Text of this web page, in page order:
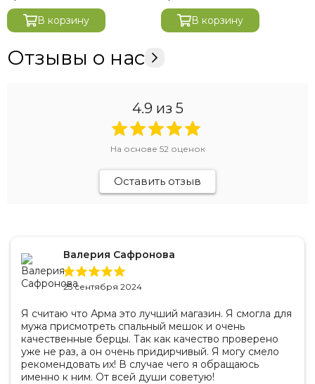
В корзину
В корзину
Отзывы о нас
4.9 из 5
На основе 52оценок
Оставить отзыв
Валерия Сафронова
25 сентября 2024
Я считаю что Арма это лучший магазин. Я смогла для
мужа присмотреть спальный мешок и очень
качественные берцы. Так как качество проверено
уже не раз, а он очень придирчивый. Я могу смело
рекомендовать их! В случае чего я обращаюсь
именно к ним. От всей души советую!